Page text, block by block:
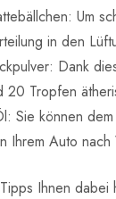
Um
in den
Dank
Tropfen
Sie können
Ihrem Auto
Ihnen